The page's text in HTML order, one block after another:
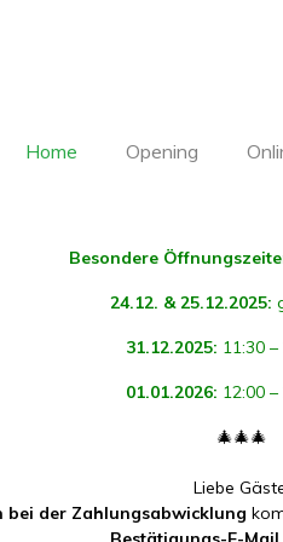
Home Opening
Besondere
24.12. & 25.12.2025:
31.12.2025: 11:30
01.01.2026: 12:00
🎄🎄🎄
Liebe
bei der Zahlungsabwicklung